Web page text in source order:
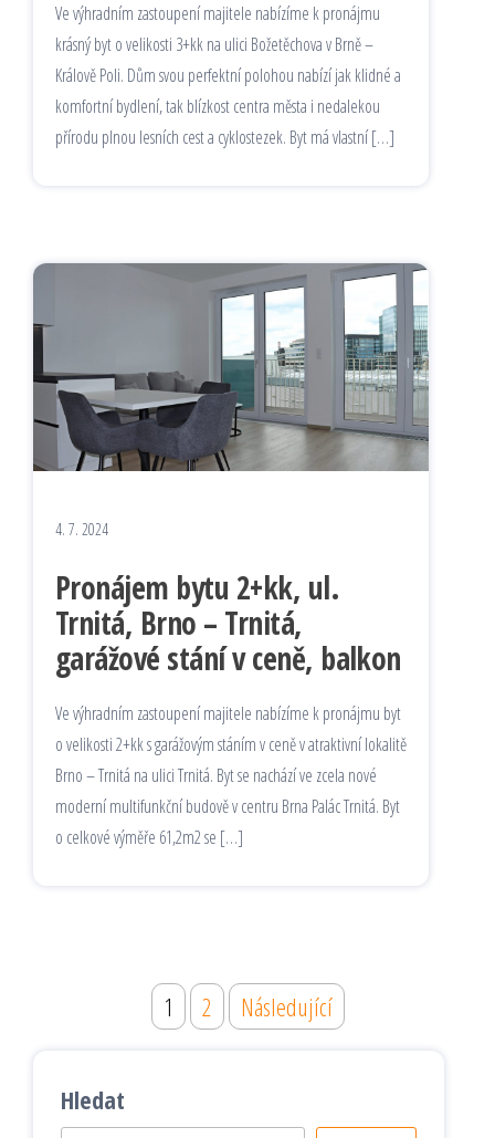
Ve výhradním zastoupení majitele nabízíme k pronájmu
krásný byt o velikosti 3+kk na ulici Božetěchova v Brně –
Králově Poli. Dům svou perfektní polohou nabízí jak klidné a
komfortní bydlení, tak blízkost centra města i nedalekou
přírodu plnou lesních cest a cyklostezek. Byt má vlastní […]
4. 7. 2024
Pronájem bytu 2+kk, ul.
Trnitá, Brno – Trnitá,
garážové stání v ceně, balkon
Ve výhradním zastoupení majitele nabízíme k pronájmu byt
o velikosti 2+kk s garážovým stáním v ceně v atraktivní lokalitě
Brno – Trnitá na ulici Trnitá. Byt se nachází ve zcela nové
moderní multifunkční budově v centru Brna Palác Trnitá. Byt
o celkové výměře 61,2m2 se […]
Stránkování
příspěvků
1 2 Následující
Hledat